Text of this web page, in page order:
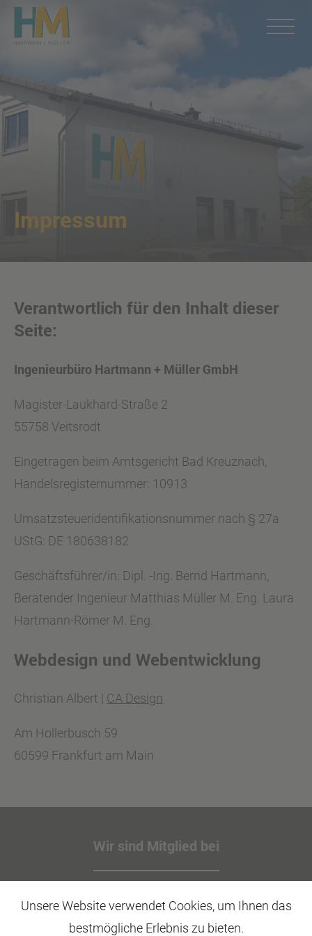
Unsere Website verwendet Cookies, um Ihnen das
bestmögliche Erlebnis zu bieten.
Impressum
Verantwortlich für den Inhalt dieser
Seite:
Ingenieurbüro Hartmann + Müller GmbH
Magister-Laukhard-Straße 2
55758 Veitsrodt
Eingetragen beim Amtsgericht Bad Kreuznach,
Handelsregisternummer: 10913
Umsatzsteueridentifikationsnummer nach § 27a
UStG: DE 180638182
Geschäftsführer/in: Dipl. -Ing. Bernd Hartmann,
Beratender Ingenieur Matthias Müller M. Eng. Laura
Hartmann-Römer M. Eng.
Webdesign und Webentwicklung
Christian Albert | CA Design
Am Hollerbusch 59
60599 Frankfurt am Main
Wir sind Mitglied bei